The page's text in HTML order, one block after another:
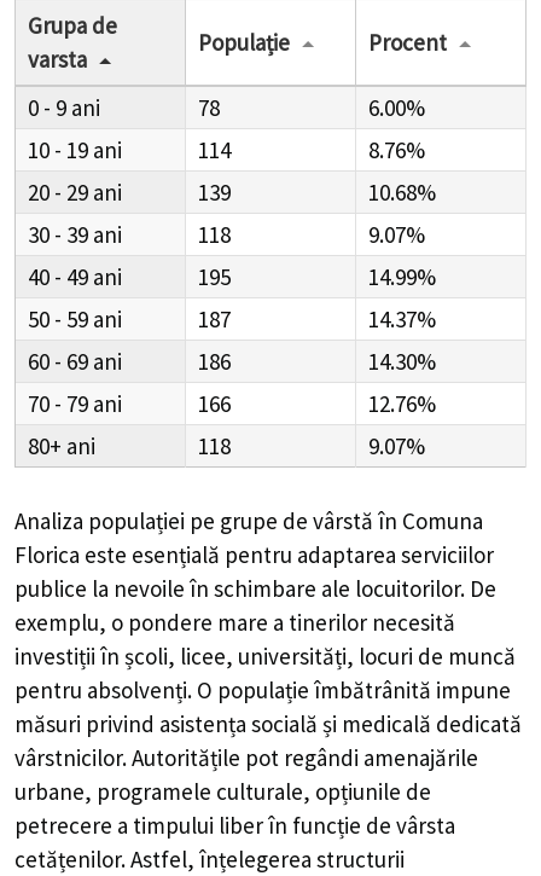
Grupa de
varsta
Populație Procent
0 - 9 78
6.00%
10 - 19
114
8.76%
20 - 29
139
10.68%
30 - 39
118
9.07%
40 - 49
195
14.99%
50 - 59
187
14.37%
60 - 69
186
14.30%
70 - 79
166
12.76%
80+
118 9.07%
Analiza populației pe grupe de vârstă în Comuna
Florica este esențială pentru adaptarea serviciilor
publice la nevoile în schimbare ale locuitorilor. De
exemplu, o pondere mare a tinerilor necesită
investiții în școli, licee, universități, locuri de muncă
pentru absolvenți. O populație îmbătrânită impune
măsuri privind asistența socială și medicală dedicată
vârstnicilor. Autoritățile pot regândi amenajările
urbane, programele culturale, opțiunile de
petrecere a timpului liber în funcție de vârsta
cetățenilor. Astfel, înțelegerea structurii